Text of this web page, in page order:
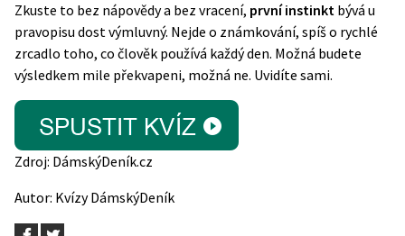
Zkuste to bez nápovědy a bez vracení, první instinkt bývá u
pravopisu dost výmluvný. Nejde o známkování, spíš o rychlé
zrcadlo toho, co člověk používá každý den. Možná budete
výsledkem mile překvapeni, možná ne. Uvidíte sami.
Zdroj: DámskýDeník.cz
Autor: Kvízy DámskýDeník